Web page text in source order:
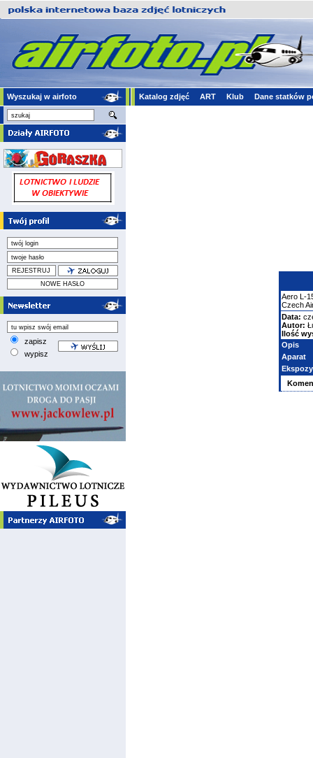
Wyszukaj w airfoto Katalog zdjęć ART Klub Dane statków
zapisz
wypisz
Aero L-
Czech
Data:
Autor:
Ilość
Opis
Aparat